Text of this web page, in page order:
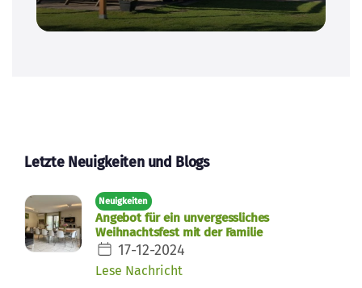
Letzte Neuigkeiten und Blogs
Neuigkeiten
Angebot für ein unvergessliches
Weihnachtsfest mit der Familie
17-12-2024
Lese Nachricht